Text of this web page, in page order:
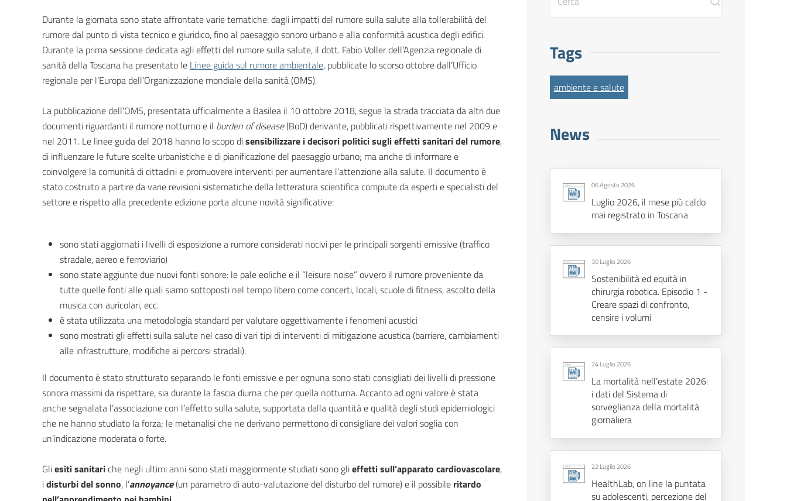
Durante la giornata sono state affrontate varie tematiche: dagli impatti del rumore sulla salute alla tollerabilità del
rumore dal punto di vista tecnico e giuridico, fino al paesaggio sonoro urbano e alla conformità acustica degli edifici.
Durante la prima sessione dedicata agli effetti del rumore sulla salute, il dott. Fabio Voller dell’Agenzia regionale di
sanità della Toscana ha presentato le Linee guida sul rumore ambientale, pubblicate lo scorso ottobre dall’Ufficio
regionale per l’Europa dell’Organizzazione mondiale della sanità (OMS).
La pubblicazione dell’OMS, presentata ufficialmente a Basilea il 10 ottobre 2018, segue la strada tracciata da altri due
documenti riguardanti il rumore notturno e il burden of disease(BoD) derivante, pubblicati rispettivamente nel 2009 e
nel 2011. Le linee guida del 2018 hanno lo scopo disensibilizzare i decisori politici sugli effetti sanitari del rumore,
di influenzare le future scelte urbanistiche e di pianificazione del paesaggio urbano; ma anche di informare e
coinvolgere la comunità di cittadini e promuovere interventi per aumentare l’attenzione alla salute. Il documento è
stato costruito a partire da varie revisioni sistematiche della letteratura scientifica compiute da esperti e specialisti del
settore e rispetto alla precedente edizione porta alcune novità significative:
sono stati aggiornati i livelli di esposizione a rumore considerati nocivi per le principali sorgenti emissive (traffico
stradale, aereo e ferroviario)
sono state aggiunte due nuovi fonti sonore: le pale eoliche e il “leisure noise” ovvero il rumore proveniente da
tutte quelle fonti alle quali siamo sottoposti nel tempo libero come concerti, locali, scuole di fitness, ascolto della
musica con auricolari, ecc.
è stata utilizzata una metodologia standard per valutare oggettivamente i fenomeni acustici
sono mostrati gli effetti sulla salute nel caso di vari tipi di interventi di mitigazione acustica (barriere, cambiamenti
alle infrastrutture, modifiche ai percorsi stradali).
Il documento è stato strutturato separando le fonti emissive e per ognuna sono stati consigliati dei livelli di pressione
sonora massimi da rispettare, sia durante la fascia diurna che per quella notturna. Accanto ad ogni valore è stata
anche segnalata l’associazione con l’effetto sulla salute, supportata dalla quantità e qualità degli studi epidemiologici
che ne hanno studiato la forza; le metanalisi che ne derivano permettono di consigliare dei valori soglia con
un’indicazione moderata o forte.
Gliesiti sanitariche negli ultimi anni sono stati maggiormente studiati sono glieffetti sull’apparato cardiovascolare,
idisturbi del sonno, l’annoyance(un parametro di auto-valutazione del disturbo del rumore) e il possibile ritardo
Tags
ambiente e salute
News
06 Agosto 2026
Luglio 2026, il mese più caldo
mai registrato in Toscana
30 Luglio 2026
Sostenibilità ed equità in
chirurgia robotica. Episodio 1 -
Creare spazi di confronto,
censire i volumi
24 Luglio 2026
La mortalità nell’estate 2026:
i dati del Sistema di
sorveglianza della mortalità
giornaliera
22 Luglio 2026
HealthLab, on line la puntata
su adolescenti, percezione del